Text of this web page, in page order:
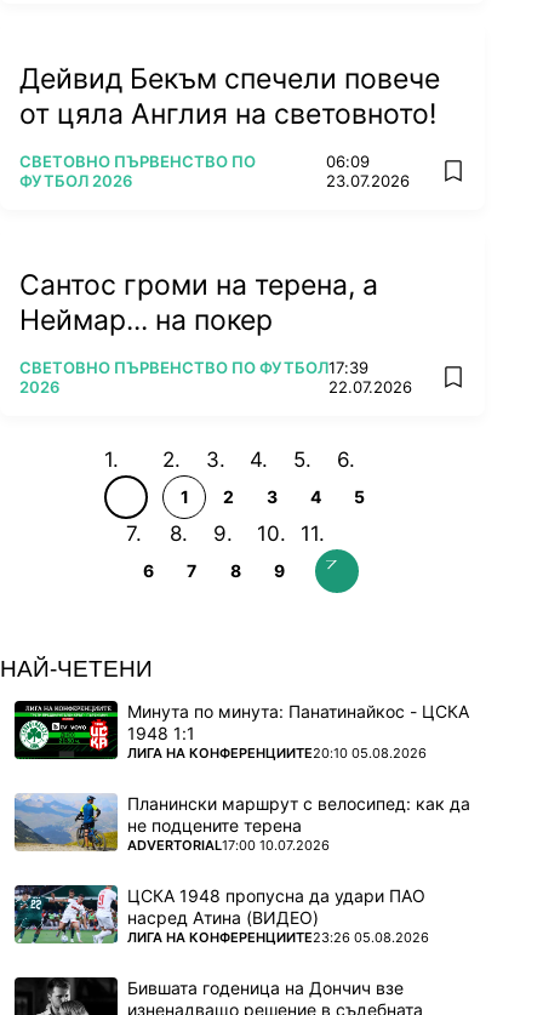
Дейвид Бекъм спечели повече
от цяла Англия на световното!
ПОВЕЧЕ ОТ
СВЕТОВНО ПЪРВЕНСТВО ПО
ФУТБОЛ 2026
06:09
23.07.2026
add
Сантос громи на терена, а
Неймар... на покер
ПОВЕЧЕ ОТ
СВЕТОВНО ПЪРВЕНСТВО ПО ФУТБОЛ
2026
17:39
22.07.2026
add
1 2 3 4 5
6 7 8 9
НАЙ-ЧЕТЕНИ
Минута по минута: Панатинайкос - ЦСКА
1948 1:1
ПОВЕЧЕ ОТ
ЛИГА НА КОНФЕРЕНЦИИТЕ20:10 05.08.2026
Планински маршрут с велосипед: как да
не подцените терена
ПОВЕЧЕ ОТ
ADVERTORIAL17:00 10.07.2026
ЦСКА 1948 пропусна да удари ПАО
насред Атина (ВИДЕО)
ПОВЕЧЕ ОТ
ЛИГА НА КОНФЕРЕНЦИИТЕ23:26 05.08.2026
Бившата годеница на Дончич взе
изненадващо решение в съдебната